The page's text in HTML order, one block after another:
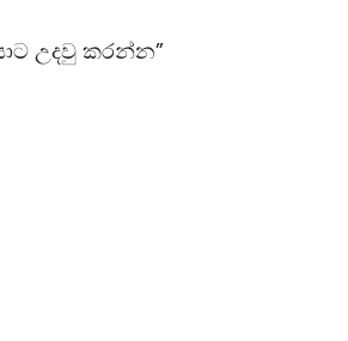
උදවු කරන්න”